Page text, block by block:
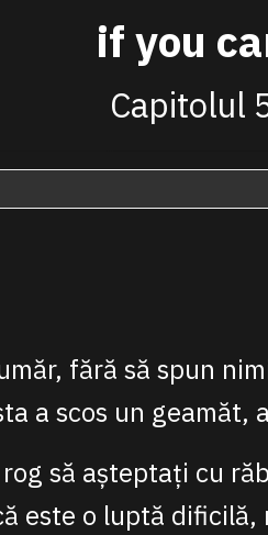
if you
Capitolul
fără să spun
a scos un geamăt,
să așteptați cu
este o luptă dificilă,